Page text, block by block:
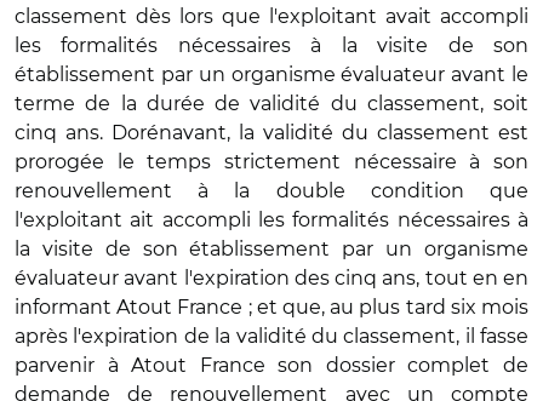
classement dès lors que l'exploitant avait accompli
les formalités nécessaires à la visite de son
établissement par un organisme évaluateur avant le
terme de la durée de validité du classement, soit
cinq ans. Dorénavant, la validité du classement est
prorogée le temps strictement nécessaire à son
renouvellement à la double condition que
l'exploitant ait accompli les formalités nécessaires à
la visite de son établissement par un organisme
évaluateur avant l'expiration des cinq ans, tout en en
informant Atout France ; et que, au plus tard six mois
après l'expiration de la validité du classement, il fasse
parvenir à Atout France son dossier complet de
demande de renouvellement avec un compte